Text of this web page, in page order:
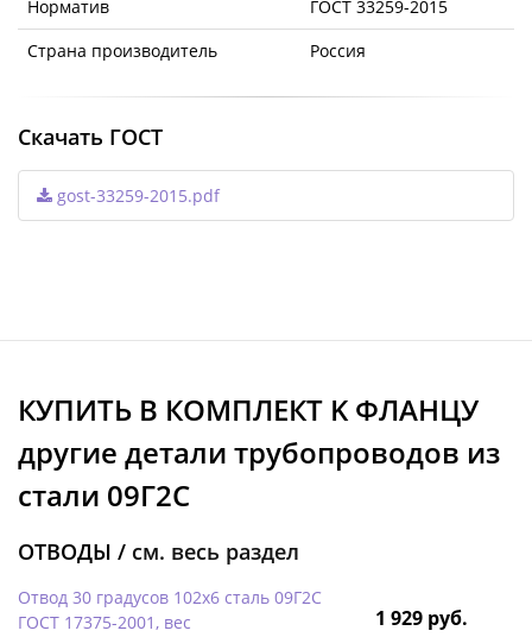
Норматив
ГОСТ 33259-2015
Страна производитель
Россия
Скачать ГОСТ
gost-33259-2015.pdf
КУПИТЬ В КОМПЛЕКТ K ФЛАНЦУ
другие детали трубопроводов из
стали 09Г2С
ОТВОДЫ / см. весь раздел
Отвод 30 градусов 102х6 сталь 09Г2С
ГОСТ 17375-2001, вес
1 929 руб.